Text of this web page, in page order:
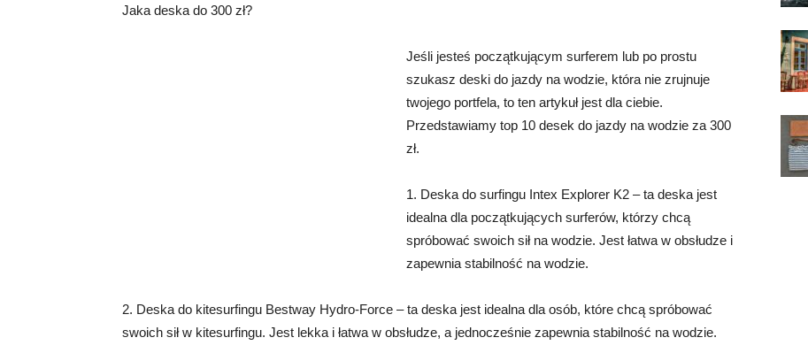
Jaka deska do 300 zł?
Jeśli jesteś początkującym surferem lub po prostu
szukasz deski do jazdy na wodzie, która nie zrujnuje
twojego portfela, to ten artykuł jest dla ciebie.
Przedstawiamy top 10 desek do jazdy na wodzie za 300
zł.
1. Deska do surfingu Intex Explorer K2 – ta deska jest
idealna dla początkujących surferów, którzy chcą
spróbować swoich sił na wodzie. Jest łatwa w obsłudze i
zapewnia stabilność na wodzie.
2. Deska do kitesurfingu Bestway Hydro-Force – ta deska jest idealna dla osób, które chcą spróbować
swoich sił w kitesurfingu. Jest lekka i łatwa w obsłudze, a jednocześnie zapewnia stabilność na wodzie.